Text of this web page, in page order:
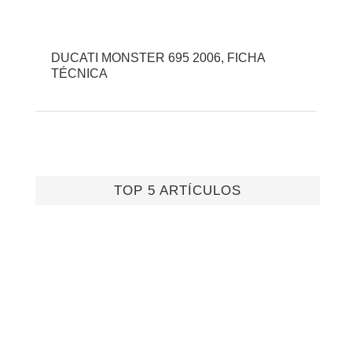
DUCATI MONSTER 695 2006, FICHA
TÉCNICA
TOP 5 ARTÍCULOS